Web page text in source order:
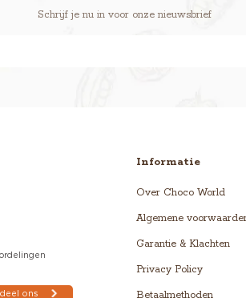
Schrijf je nu in voor onze nieuwsbrief
Informatie
Over Choco World
Algemene
Garantie & Klachten
Privacy Policy
Betaalmethoden